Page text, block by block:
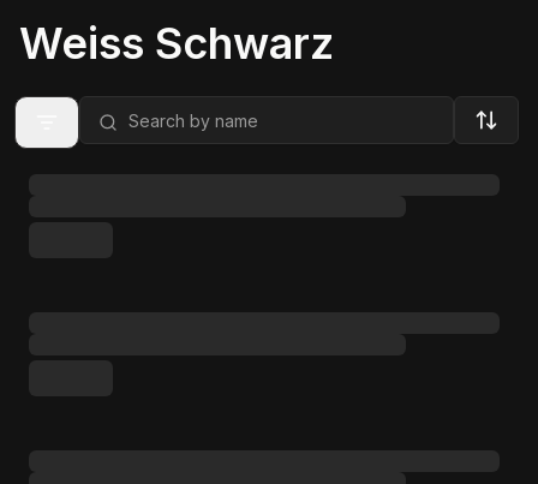
Weiss Schwarz